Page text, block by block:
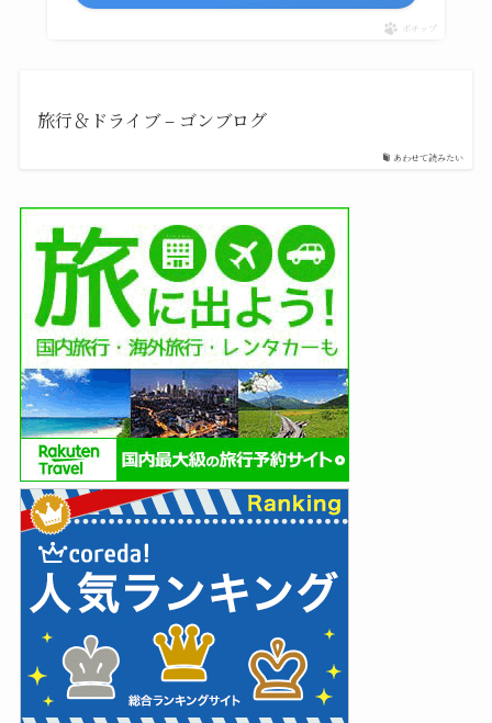
ポチップ
あわせて読みたい
旅行＆ドライブ – ゴンブログ